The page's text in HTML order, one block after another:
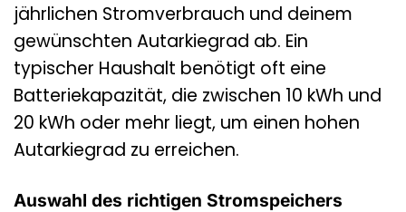
jährlichen Stromverbrauch und deinem
gewünschten Autarkiegrad ab. Ein
typischer Haushalt benötigt oft eine
Batteriekapazität, die zwischen 10 kWh und
20 kWh oder mehr liegt, um einen hohen
Autarkiegrad zu erreichen.
Auswahl des richtigen Stromspeichers